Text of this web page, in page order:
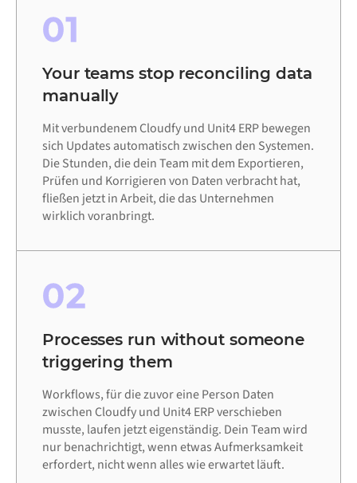
01
Your teams stop reconciling data
manually
Mit verbundenem Cloudfy und Unit4 ERP bewegen
sich Updates automatisch zwischen den Systemen.
Die Stunden, die dein Team mit dem Exportieren,
Prüfen und Korrigieren von Daten verbracht hat,
fließen jetzt in Arbeit, die das Unternehmen
wirklich voranbringt.
02
Processes run without someone
triggering them
Workflows, für die zuvor eine Person Daten
zwischen Cloudfy und Unit4 ERP verschieben
musste, laufen jetzt eigenständig. Dein Team wird
nur benachrichtigt, wenn etwas Aufmerksamkeit
erfordert, nicht wenn alles wie erwartet läuft.